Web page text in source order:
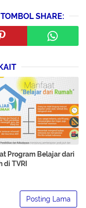
SHARE:
Program Belajar dari
di TVRI
Posting Lama